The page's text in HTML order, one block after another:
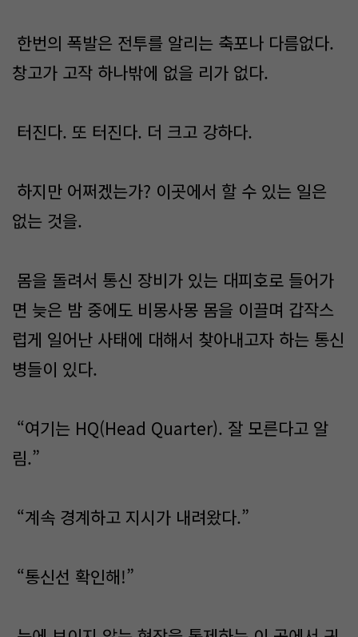
한번의 폭발은 전투를 알리는 축포나 다름없다.
창고가 고작 하나밖에 없을 리가 없다.
터진다. 또 터진다. 더 크고 강하다.
하지만 어쩌겠는가? 이곳에서 할 수 있는 일은
없는 것을.
몸을 돌려서 통신 장비가 있는 대피호로 들어가
면 늦은 밤 중에도 비몽사몽 몸을 이끌며 갑작스
럽게 일어난 사태에 대해서 찾아내고자 하는 통신
병들이 있다.
“여기는 HQ(Head Quarter). 잘 모른다고 알
림.”
“계속 경계하고 지시가 내려왔다.”
“통신선 확인해!”